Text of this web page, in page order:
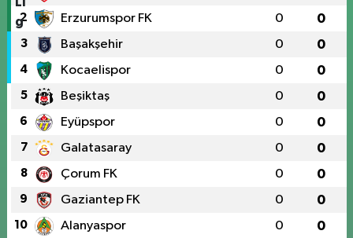
2 Erzurumspor FK 0 0
3 Başakşehir 0 0
4 Kocaelispor 0 0
5 Beşiktaş 0 0
6 Eyüpspor 0 0
7 Galatasaray 0 0
8 Çorum FK 0 0
9 Gaziantep FK 0 0
10 Alanyaspor 0 0